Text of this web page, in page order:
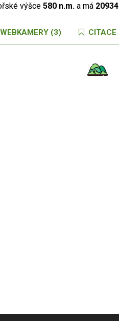
výšce 580 n.m. a má 20934
WEBKAMERY (3) CITACE